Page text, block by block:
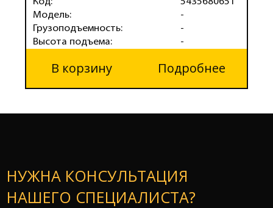
Модель:
Грузоподъемность:
Высота подъема:
-
-
-
В корзину Подробнее
НУЖНА КОНСУЛЬТАЦИЯ
НАШЕГО СПЕЦИАЛИСТА?